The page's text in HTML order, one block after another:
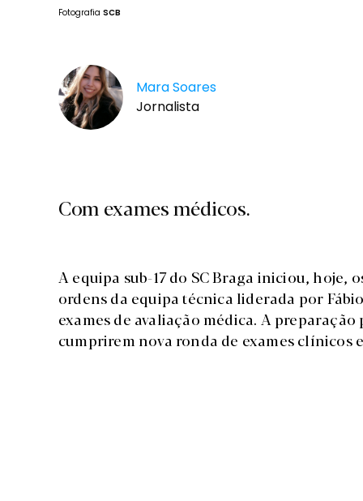
Fotografia SCB
Mara Soares
Jornalista
Com exames médicos.
A equipa sub-17 do SC Braga iniciou, hoje,
ordens da equipa técnica liderada por
exames de avaliação médica. A
cumprirem nova ronda de exames clínicos